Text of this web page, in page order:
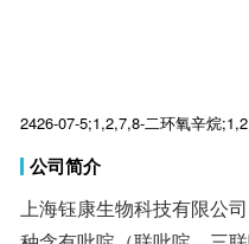
2426-07-5;1,2,7,8-二环氧辛烷
公司简介
上海钰康生物科技有限公
种含有吡啶（联吡啶、三
等）、嘧啶、咪唑、咔唑
级精细化工中间体，主要
药的研发、制造。我们承